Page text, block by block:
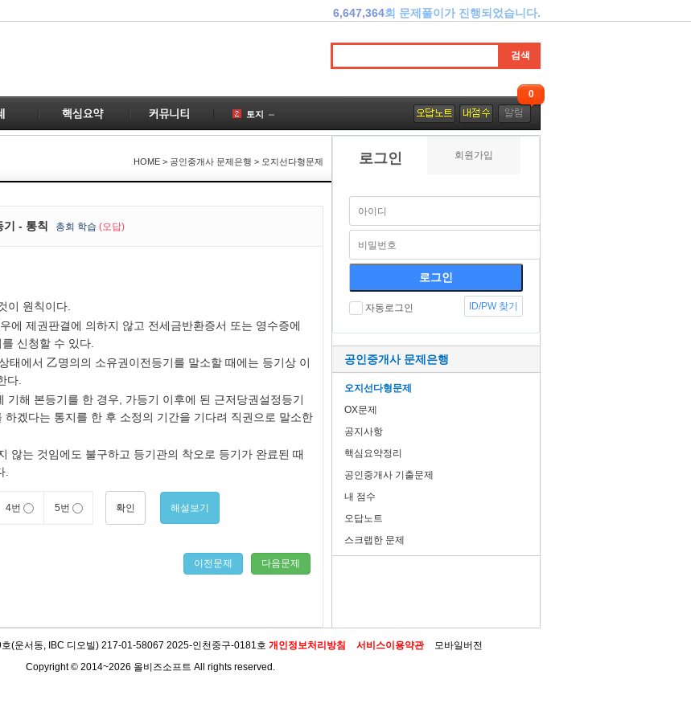
6,647,364회 문제풀이가 진행되었습니다.
0
토지
공인중개사 1
로그인 회원가입
자동로그인 ID/PW 찾기
공인중개사 문제은행
오지선다형문제
OX문제
공지사항
핵심요약정리
공인중개사 기출문제
내 점수
오답노트
스크랩한 문제
HOME > 공인중개사 문제은행 > 오지선다형문제
- 통칙 총회 학습 (오답)
이 원칙이다.
에 제권판결에 의하지 않고 전세금반환증서 또는 영수증에
신청할 수 있다.
태에서 乙명의의 소유권이전등기를 말소할 때에는 등기상 이
다.
기해 본등기를 한 경우, 가등기 이후에 된 근저당권설정등기
겠다는 통지를 한 후 소정의 기간을 기다려 직권으로 말소한
않는 것임에도 불구하고 등기관의 착오로 등기가 완료된 때
.
4번 5번 확인 해설보기
다음문제
이전문제
(운서동, IBC 디오빌) 217-01-58067 2025-인천중구-0181호 개인정보처리방침 서비스이용약관
모바일버전
Copyright © 2014~2026 올비즈소프트 All rights reserved.